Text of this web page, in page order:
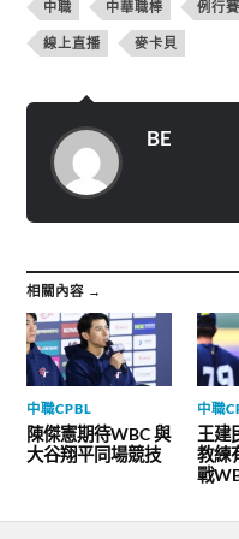
e
r
(
在
窗
開
啟
)
a
c
b
k
啟
e
l
g
m
啟
中職 中華職棒 例行賽
線上直播 麥卡貝
BE
相關內容 →
中職CPBL
陳傑憲期待WBC 與
大谷翔平同場競技
中職
王建
教練
戰